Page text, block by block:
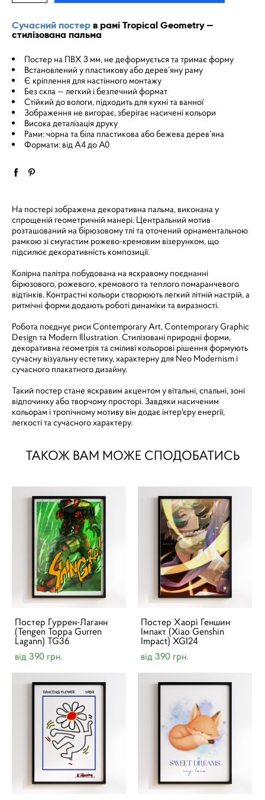
Сучасний постер в рамі Tropical Geometry —
стилізована пальма
Постер на ПВХ 3 мм, не деформується та тримає форму
Встановлений у пластикову або дерев’яну раму
Є кріплення для настінного монтажу
Без скла — легкий і безпечний формат
Стійкий до вологи, підходить для кухні та ванної
Зображення не вигорає, зберігає насичені кольори
Висока деталізація друку
Рами: чорна та біла пластикова або бежева дерев’яна
Формати: від A4 до A0
На постері зображена декоративна пальма, виконана у
спрощеній геометричній манері. Центральний мотив
розташований на бірюзовому тлі та оточений орнаментальною
рамкою зі смугастим рожево-кремовим візерунком, що
підсилює декоративність композиції.
Колірна палітра побудована на яскравому поєднанні
бірюзового, рожевого, кремового та теплого помаранчевого
відтінків. Контрастні кольори створюють легкий літній настрій, а
ритмічні форми додають роботі динаміки та виразності.
Робота поєднує риси Contemporary Art, Contemporary Graphic
Design та Modern Illustration. Стилізовані природні форми,
декоративна геометрія та сміливі кольорові рішення формують
сучасну візуальну естетику, характерну для Neo Modernism і
сучасного плакатного дизайну.
Такий постер стане яскравим акцентом у вітальні, спальні, зоні
відпочинку або творчому просторі. Завдяки насиченим
кольорам і тропічному мотиву він додає інтер'єру енергії,
легкості та сучасного характеру.
ТАКОЖ ВАМ МОЖЕ СПОДОБАТИСЬ
Постер Гуррен-Лаганн
(Tengen Toppa Gurren
Lagann) TG36
від 390 грн.
Постер Хаорі Геншин
Імпакт (Xiao Genshin
Impact) XGI24
від 390 грн.